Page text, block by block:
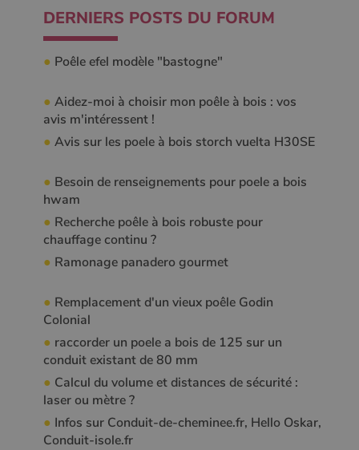
DERNIERS POSTS DU FORUM
● Poêle efel modèle "bastogne"
● Aidez-moi à choisir mon poêle à bois : vos
avis m'intéressent !
● Avis sur les poele à bois storch vuelta H30SE
● Besoin de renseignements pour poele a bois
hwam
● Recherche poêle à bois robuste pour
chauffage continu ?
● Ramonage panadero gourmet
● Remplacement d'un vieux poêle Godin
Colonial
● raccorder un poele a bois de 125 sur un
conduit existant de 80 mm
● Calcul du volume et distances de sécurité :
laser ou mètre ?
● Infos sur Conduit-de-cheminee.fr, Hello Oskar,
Conduit-isole.fr